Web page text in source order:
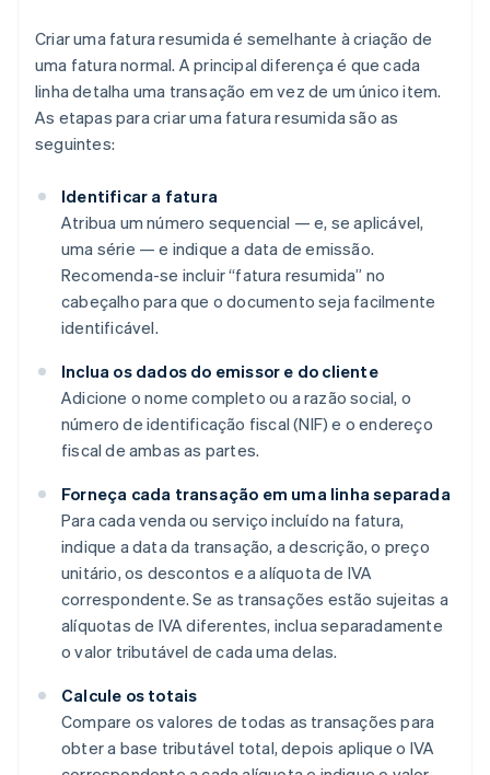
Criar uma fatura resumida é semelhante à criação de
uma fatura normal. A principal diferença é que cada
linha detalha uma transação em vez de um único item.
As etapas para criar uma fatura resumida são as
seguintes:
Identificar a fatura
Atribua um número sequencial — e, se aplicável,
uma série — e indique a data de emissão.
Recomenda-se incluir “fatura resumida” no
cabeçalho para que o documento seja facilmente
identificável.
Inclua os dados do emissor e do cliente
Adicione o nome completo ou a razão social, o
número de identificação fiscal (NIF) e o endereço
fiscal de ambas as partes.
Forneça cada transação em uma linha separada
Para cada venda ou serviço incluído na fatura,
indique a data da transação, a descrição, o preço
unitário, os descontos e a alíquota de IVA
correspondente. Se as transações estão sujeitas a
alíquotas de IVA diferentes, inclua separadamente
o valor tributável de cada uma delas.
Calcule os totais
Compare os valores de todas as transações para
obter a base tributável total, depois aplique o IVA